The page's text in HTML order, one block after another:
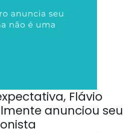
Flávio
anunciou seu